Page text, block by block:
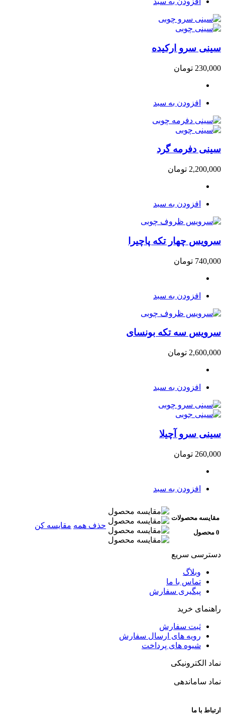
سینی سرو ارکیده
230,000 تومان
افزودن به سبد
سینی دفرمه گرد
2,200,000 تومان
افزودن به سبد
سرویس چهار تکه پاچیرا
740,000 تومان
افزودن به سبد
سرویس سه تکه بونسای
2,600,000 تومان
افزودن به سبد
سینی سرو آچیلا
260,000 تومان
افزودن به سبد
مقایسه محصولات
0 محصول
حذف همه مقایسه کن
دسترسی سریع
وبلاگ
تماس با ما
پیگیری سفارش
راهنمای خرید
ثبت سفارش
رویه های ارسال سفارش
شیوه های پرداخت
نماد الکترونیکی
نماد ساماندهی
ارتباط با ما